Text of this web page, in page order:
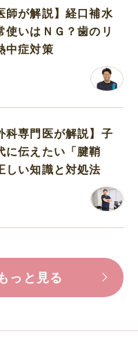
師が解説】経口補水
使いはＮＧ？歯のリ
中症対策
科専門医が解説】子
に伝えたい「腱鞘
しい知識と対処法
っと見る